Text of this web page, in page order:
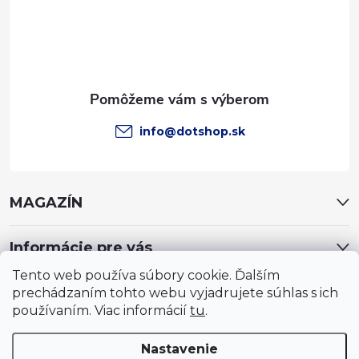
Tento web používa súbory cookie. Ďalším
prechádzaním tohto webu vyjadrujete súhlas s ich
používaním. Viac informácií tu.
Nastavenie
info@dotshop.sk
MAGAZÍN
Informácie pre vás